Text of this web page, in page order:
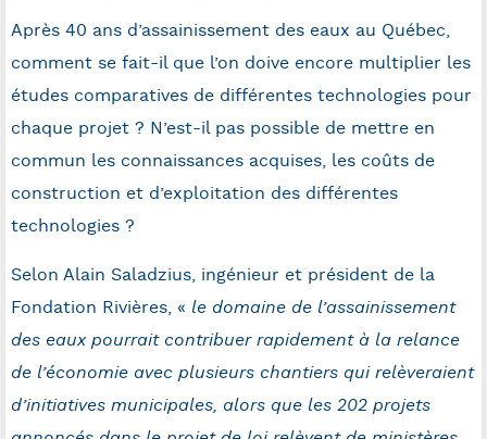
Après 40 ans d’assainissement des eaux au Québec,
comment se fait-il que l’on doive encore multiplier les
études comparatives de différentes technologies pour
chaque projet ? N’est-il pas possible de mettre en
commun les connaissances acquises, les coûts de
construction et d’exploitation des différentes
technologies ?
Selon Alain Saladzius, ingénieur et président de la
Fondation Rivières, « le domaine de l’assainissement
des eaux pourrait contribuer rapidement à la relance
de l’économie avec plusieurs chantiers qui relèveraient
d’initiatives municipales, alors que les 202 projets